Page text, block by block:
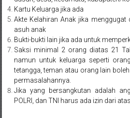
Bandar
Lampung,
Badung,
Gianyar,
Mataram,
Lombok,
Kartu Keluarga jika ada
Akte Kelahiran Anak jika
asuh anak
Bukti-bukti lain jika ada untuk
Saksi minimal 2 orang diatas 21
namun untuk keluarga seperti
tetangga, teman atau orang lain
permasalahannya.
Jika yang bersangkutan adalah
POLRI, dan TNI harus ada izin dari